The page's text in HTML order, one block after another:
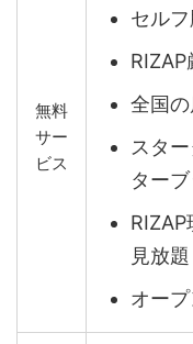
無料
サー
ビス
セル
全国
スタ
ター
見放題
オー